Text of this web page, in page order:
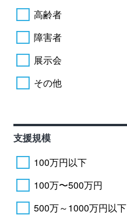
高齢者
障害者
展示会
その他
支援規模
100万円以下
100万〜500万円
500万～1000万円以下